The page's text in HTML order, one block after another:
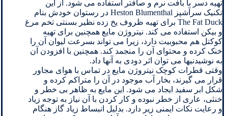
تهیه دسر با بافت نرم و صافتر استفاده می شود. از این
تکنیک سرآشپز Heston Blumenthal در رستوان خودش بنام
The Fat Duck برای تهیه ظروف یخ زده نظیر بسنتی تخم مرغ
و بیکن استفاده می کند. نیتروژن مایع همچنین برای تهیه
کوکتل هم محبوبیت دارد، زیرا می تواند بسرعت لیوان آن را
خنک کرده و محتوای آن را منجمد کند. همچنین با افزودن آن
به نوشیدنیها می توان اثر دودی به آنها داد.
وقتی قطرات کوچک نیتروژن مایع در تماس با هوای مجاور
قرار می گیرند، بخار آب موجود در آن را متراکم کرده و
شکل ابر سفید ایجاد می شود. این مایع به ظاهر بی خطر و
خنثی، عاری از خطر نبوده و کار کردن با آن نیاز به توجه زیاد
و رعایت نکات ایمنی زیر دارد. بدلیل انبساط زیاد گاز هنگام